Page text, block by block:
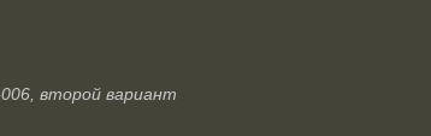
второй вариант